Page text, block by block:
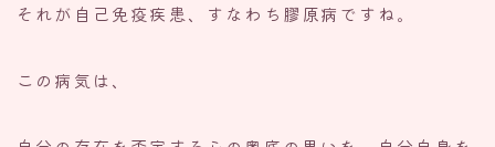
それが自己免疫疾患、すなわち膠原病ですね。
この病気は、